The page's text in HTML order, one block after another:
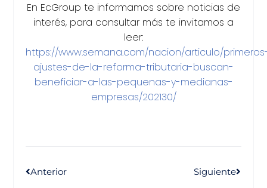
En EcGroup te informamos sobre noticias de
interés, para consultar más te invitamos a
leer:
https://www.semana.com/nacion/articulo/
ajustes-de-la-reforma-tributaria-buscan-
beneficiar-a-las-pequenas-y-medianas-
empresas/202130/
Anterior Siguiente